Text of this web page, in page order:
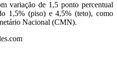
variação de 1,5 ponto percentual
1,5% (piso) e 4,5% (teto), como
Nacional (CMN).